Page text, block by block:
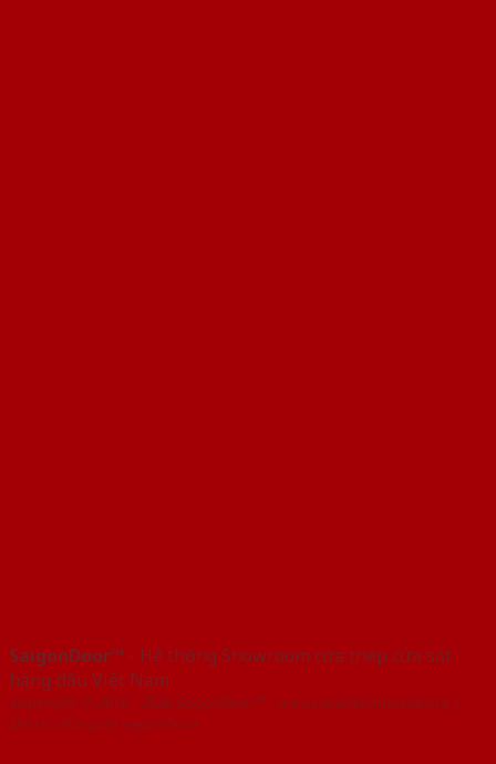
SaigonDoor™ - Hệ thống Showroom cửa thép cửa sắt
hàng đầu Việt Nam
Copyright ⓒ 2016 – 2026 SaigonDoor™ - www.cuagocomposite.org |
Đơn vị chủ quản SaigonDoor